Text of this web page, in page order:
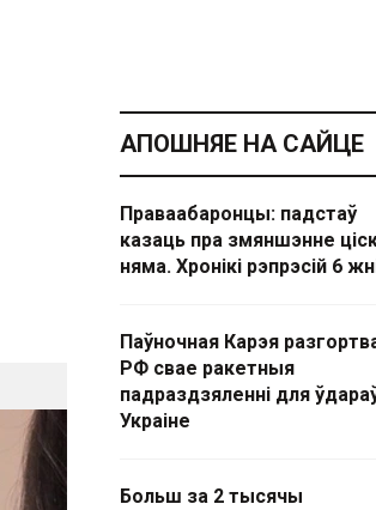
АПОШНЯЕ НА САЙЦЕ
Праваабаронцы: падстаў
казаць пра змяншэнне
няма. Хронікі рэпрэсій 6
Паўночная Карэя
РФ свае ракетныя
падраздзяленні для
Украіне
Больш за 2 тысячы